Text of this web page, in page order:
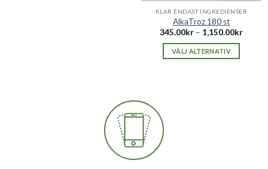
KLAR ENDAST INGREDIENSER
AlkaTroz 180 st
345.00kr – 1,150.00kr
VÄLJ ALTERNATIV